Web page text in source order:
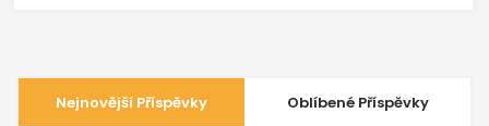
Nejnovější Příspěvky Oblíbené Příspěvky